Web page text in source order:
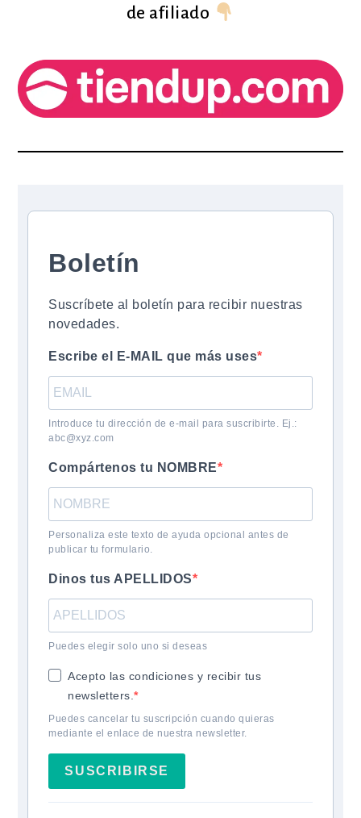
de afiliado
Boletín
Suscríbete al boletín para recibir nuestras
novedades.
Escribe el E-MAIL que más uses
Introduce tu dirección de e-mail para suscribirte. Ej.:
abc@xyz.com
Compártenos tu NOMBRE
Personaliza este texto de ayuda opcional antes de
publicar tu formulario.
Dinos tus APELLIDOS
Puedes elegir solo uno si deseas
Acepto las condiciones y recibir tus
newsletters.
Puedes cancelar tu suscripción cuando quieras
mediante el enlace de nuestra newsletter.
SUSCRIBIRSE